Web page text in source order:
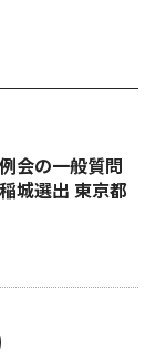
会の一般質問
城選出 東京都